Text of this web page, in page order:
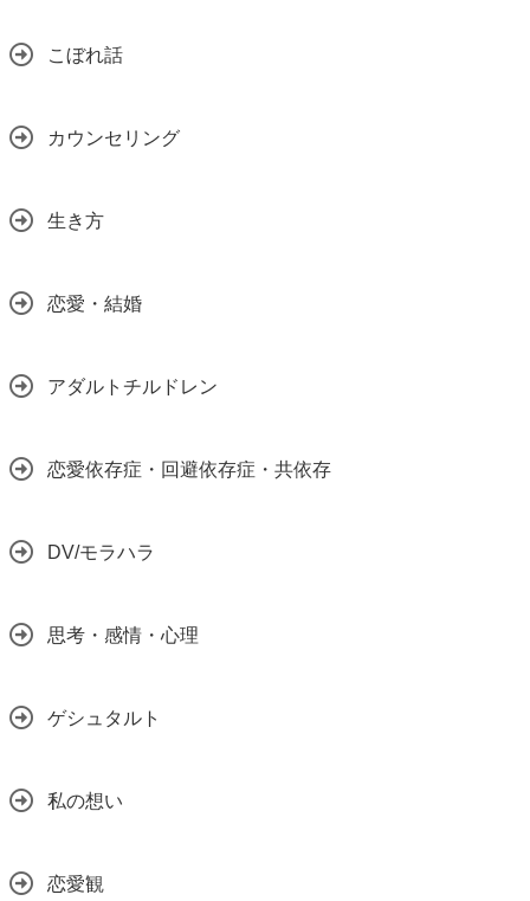
こぼれ話
カウンセリング
生き方
恋愛・結婚
アダルトチルドレン
恋愛依存症・回避依存症・共依存
DV/モラハラ
思考・感情・心理
ゲシュタルト
私の想い
恋愛観